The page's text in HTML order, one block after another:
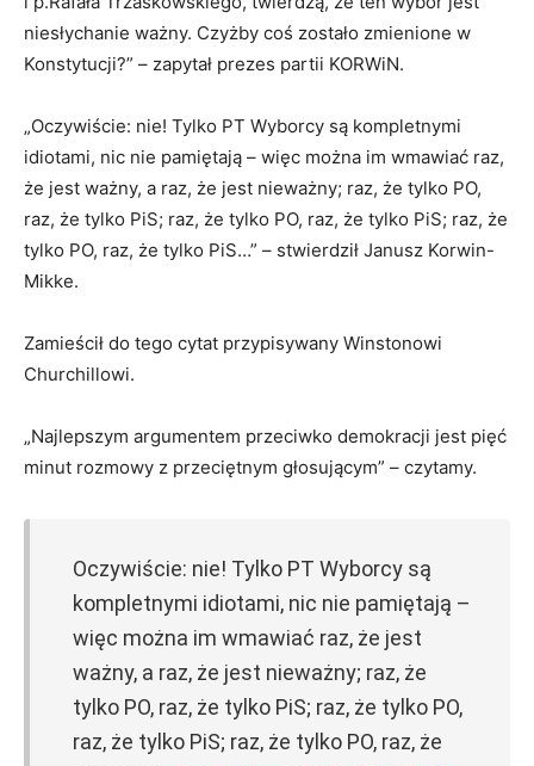
niesłychanie ważny. Czyżby coś zostało zmienione w
Konstytucji?” – zapytał prezes partii KORWiN.
„Oczywiście: nie! Tylko PT Wyborcy są kompletnymi
idiotami, nic nie pamiętają – więc można im wmawiać raz,
że jest ważny, a raz, że jest nieważny; raz, że tylko PO,
raz, że tylko PiS; raz, że tylko PO, raz, że tylko PiS; raz, że
tylko PO, raz, że tylko PiS…” – stwierdził Janusz Korwin-
Mikke.
Zamieścił do tego cytat przypisywany Winstonowi
Churchillowi.
„Najlepszym argumentem przeciwko demokracji jest pięć
minut rozmowy z przeciętnym głosującym” – czytamy.
Oczywiście: nie! Tylko PT Wyborcy są
kompletnymi idiotami, nic nie pamiętają –
więc można im wmawiać raz, że jest
ważny, a raz, że jest nieważny; raz, że
tylko PO, raz, że tylko PiS; raz, że tylko PO,
raz, że tylko PiS; raz, że tylko PO, raz, że